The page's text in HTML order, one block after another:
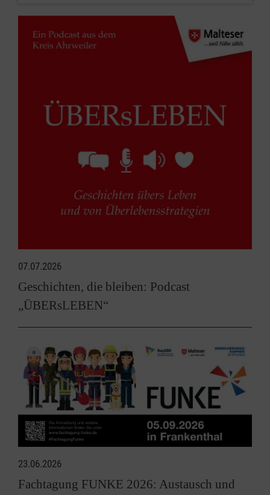
07.07.2026
Geschichten, die bleiben: Podcast
„ÜBERsLEBEN“
23.06.2026
Fachtagung FUNKE 2026: Austausch und